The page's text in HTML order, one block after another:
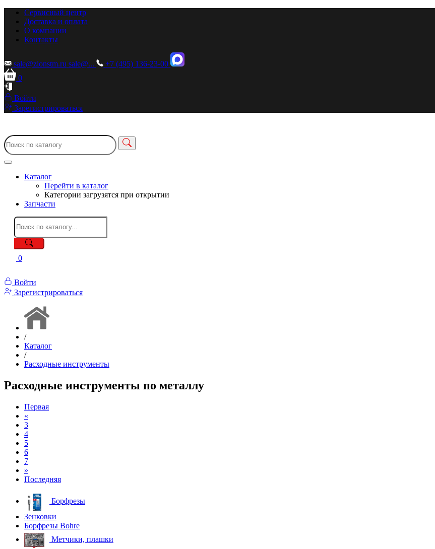
Сервисный центр
Доставка и оплата
О компании
Контакты
sale@zionstm.ru sale@...
+7 (495) 136-23-00
0
Войти
Зарегистрироваться
Каталог
Перейти в каталог
Категории загрузятся при открытии
Запчасти
0
Войти
Зарегистрироваться
/
Каталог
/
Расходные инструменты
Расходные инструменты по металлу
Первая
«
3
4
5
6
7
»
Последняя
Борфрезы
Зенковки
Борфрезы Bohre
Метчики, плашки